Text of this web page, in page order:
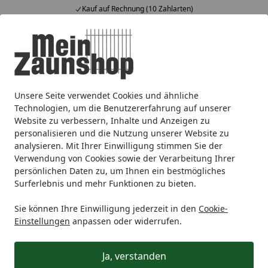
Unsere Seite verwendet Cookies und ähnliche
Technologien, um die Benutzererfahrung auf unserer
Website zu verbessern, Inhalte und Anzeigen zu
personalisieren und die Nutzung unserer Website zu
analysieren. Mit Ihrer Einwilligung stimmen Sie der
Verwendung von Cookies sowie der Verarbeitung Ihrer
persönlichen Daten zu, um Ihnen ein bestmögliches
Surferlebnis und mehr Funktionen zu bieten.
Sie können Ihre Einwilligung jederzeit in den Cookie-
Einstellungen anpassen oder widerrufen.
Ja, verstanden
Kauf auf Rechnung (10 Zahlarten)
Alle Produkte
Mein Konto
Suchen
Startseite
Schweiß-/Maschendraht Alberts® Schelle,Befestigung
Alberts® Schelle,Befestigung
v.Geflechtspannst.,feuerverzinkt,
Kst.b.,Schelle⌀60mm 655761